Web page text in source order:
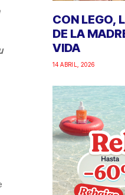
CON LEGO,
DE LA
VIDA
14 ABRIL, 2026